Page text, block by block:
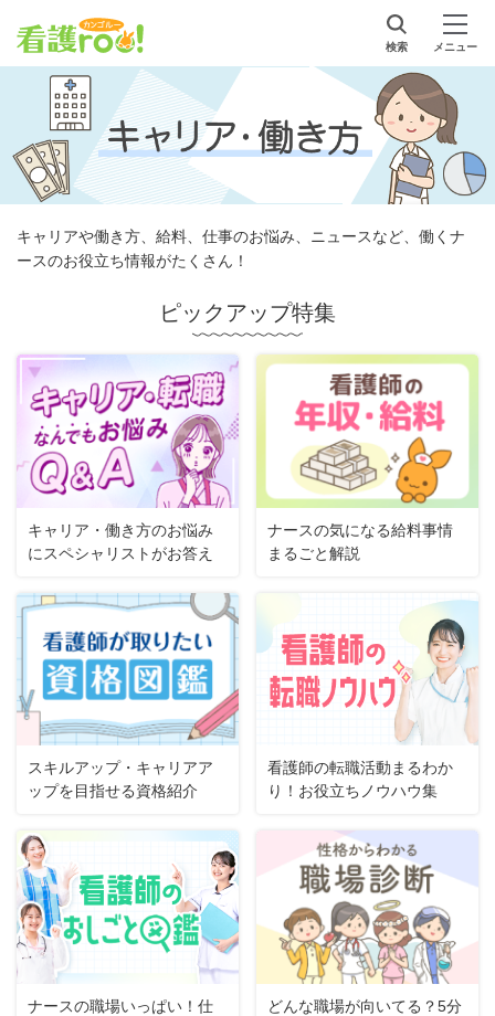
検索 メニュー
キャリアや働き方、給料、仕事のお悩み、ニュースなど、働くナ
ースのお役立ち情報がたくさん！
ピックアップ特集
キャリア・働き方のお悩み
にスペシャリストがお答え
ナースの気になる給料事情
まるごと解説
スキルアップ・キャリアア
ップを目指せる資格紹介
看護師の転職活動まるわか
り！お役立ちノウハウ集
ナースの職場いっぱい！仕
どんな職場が向いてる？5分